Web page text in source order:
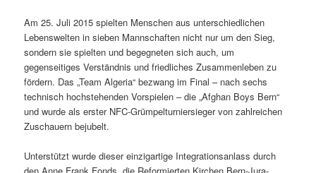
Am 25. Juli 2015 spielten Menschen aus unterschiedlichen
Lebenswelten in sieben Mannschaften nicht nur um den Sieg,
sondern sie spielten und begegneten sich auch, um
gegenseitiges Verständnis und friedliches Zusammenleben zu
fördern. Das „Team Algeria“ bezwang im Final – nach sechs
technisch hochstehenden Vorspielen – die „Afghan Boys Bern“
und wurde als erster NFC-Grümpelturniersieger von zahlreichen
Zuschauern bejubelt.
Unterstützt wurde dieser einzigartige Integrationsanlass durch